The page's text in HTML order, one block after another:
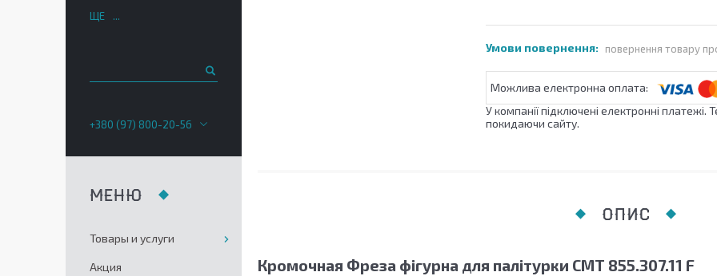
повернення товару
У компанії підключені електронні
покидаючи сайту.
ОПИС
Кромочная Фреза фігурна для палітурки СМТ 855.307.11 F
ЩЕ
+380 (97) 800-20-56
Товары и услуги
Акция